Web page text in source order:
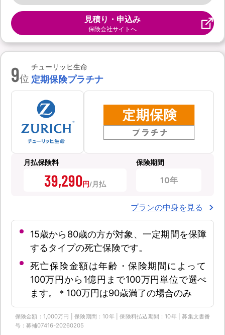
見積り・申込み
保険会社サイトへ
9位
チューリッヒ生命
定期保険プラチナ
月払保険料
39,290円
保険期間
10年
プランの中身を見る
15歳から80歳の方が対象、一定期間を保障
するタイプの死亡保険です。
死亡保険金額は年齢・保険期間によって
100万円から1億円まで100万円単位で選べ
ます。＊100万円は90歳満了の場合のみ
保険金額：1,000万円 | 保険期間：10年 | 保険料払込期間：10年 | 募集文書番
号：募補07416-20260205